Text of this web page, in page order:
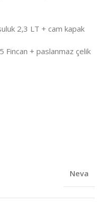
2,3 LT + cam kapak
+ paslanmaz çelik
Neva